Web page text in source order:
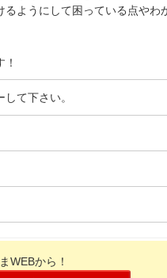
るようにして困っている点や
て下さい。
WEBから！